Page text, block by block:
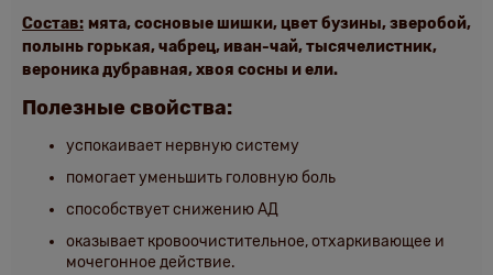
Состав: мята, сосновые шишки, цвет бузины, зверобой,
полынь горькая, чабрец, иван-чай, тысячелистник,
вероника дубравная, хвоя сосны и ели.
Полезные свойства:
успокаивает нервную систему
помогает уменьшить головную боль
способствует снижению АД
оказывает кровоочистительное, отхаркивающее и
мочегонное действие.